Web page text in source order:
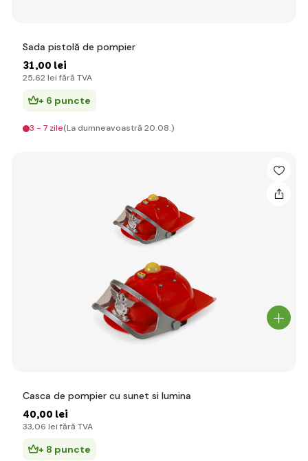
Sada pistolă de pompier
31,00 lei
25,62 lei fără TVA
+ 6 puncte
3 - 7 zile(La dumneavoastră 20.08.)
Casca de pompier cu sunet si lumina
40,00 lei
33,06 lei fără TVA
+ 8 puncte